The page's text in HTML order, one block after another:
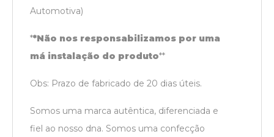
Automotiva)
**Não nos responsabilizamos por uma
má instalação do produto**
Obs: Prazo de fabricado de 20 dias úteis.
Somos uma marca autêntica, diferenciada e
fiel ao nosso dna. Somos uma confecção